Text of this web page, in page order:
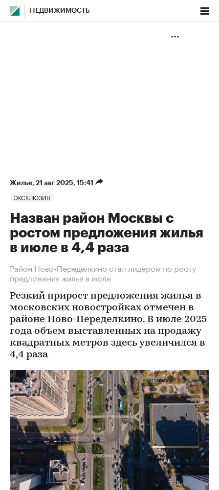
НЕДВИЖИМОСТЬ
Жилье⁠, 21 авг 2025, 15:41
ЭКСКЛЮЗИВ
Назван район Москвы с
ростом предложения жилья
в июле в 4,4 раза
Район Ново-Переделкино стал лидером по росту
предложения жилья в июле
Резкий прирост предложения жилья в
московских новостройках отмечен в
районе Ново-Переделкино. В июле 2025
года объем выставленных на продажу
квадратных метров здесь увеличился в
4,4 раза